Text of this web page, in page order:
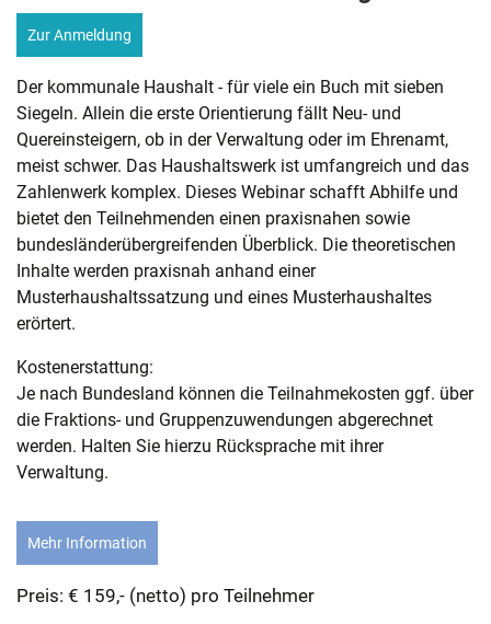
Zur Anmeldung
Der kommunale Haushalt - für viele ein Buch mit sieben
Siegeln. Allein die erste Orientierung fällt Neu- und
Quereinsteigern, ob in der Verwaltung oder im Ehrenamt,
meist schwer. Das Haushaltswerk ist umfangreich und das
Zahlenwerk komplex. Dieses Webinar schafft Abhilfe und
bietet den Teilnehmenden einen praxisnahen sowie
bundesländerübergreifenden Überblick. Die theoretischen
Inhalte werden praxisnah anhand einer
Musterhaushaltssatzung und eines Musterhaushaltes
erörtert.
Kostenerstattung:
Je nach Bundesland können die Teilnahmekosten ggf. über
die Fraktions- und Gruppenzuwendungen abgerechnet
werden. Halten Sie hierzu Rücksprache mit ihrer
Verwaltung.
Mehr Information
Preis: € 159,- (netto) pro Teilnehmer